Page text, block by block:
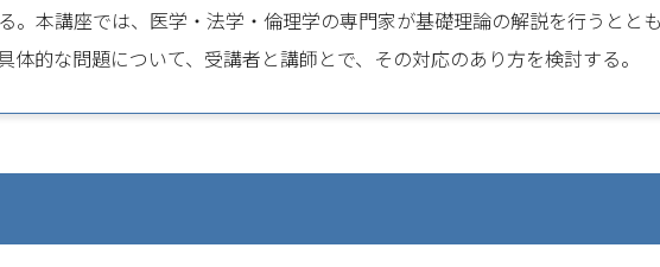
。本講座では、医学・法学・倫理学の専門家が基礎理論の解説を行うととも
体的な問題について、受講者と講師とで、その対応のあり方を検討する。